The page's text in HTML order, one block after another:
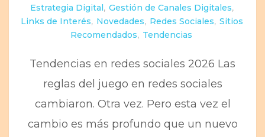
Estrategia Digital, Gestión de Canales Digitales,
Links de Interés, Novedades, Redes Sociales, Sitios
Recomendados, Tendencias
Tendencias en redes sociales 2026 Las
reglas del juego en redes sociales
cambiaron. Otra vez. Pero esta vez el
cambio es más profundo que un nuevo